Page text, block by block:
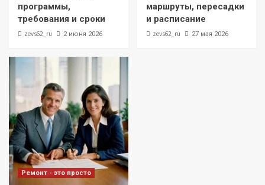
программы,
требования и сроки
zevs62_ru 2 июня 2026
маршруты, пересадки
и расписание
zevs62_ru 27 мая 2026
Ремонт - это просто